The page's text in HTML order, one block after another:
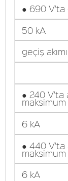
● 690 V'ta
50 kA
geçiş
● 240 V'ta
maksimum
6 kA
● 440 V'ta
maksimum
6 kA